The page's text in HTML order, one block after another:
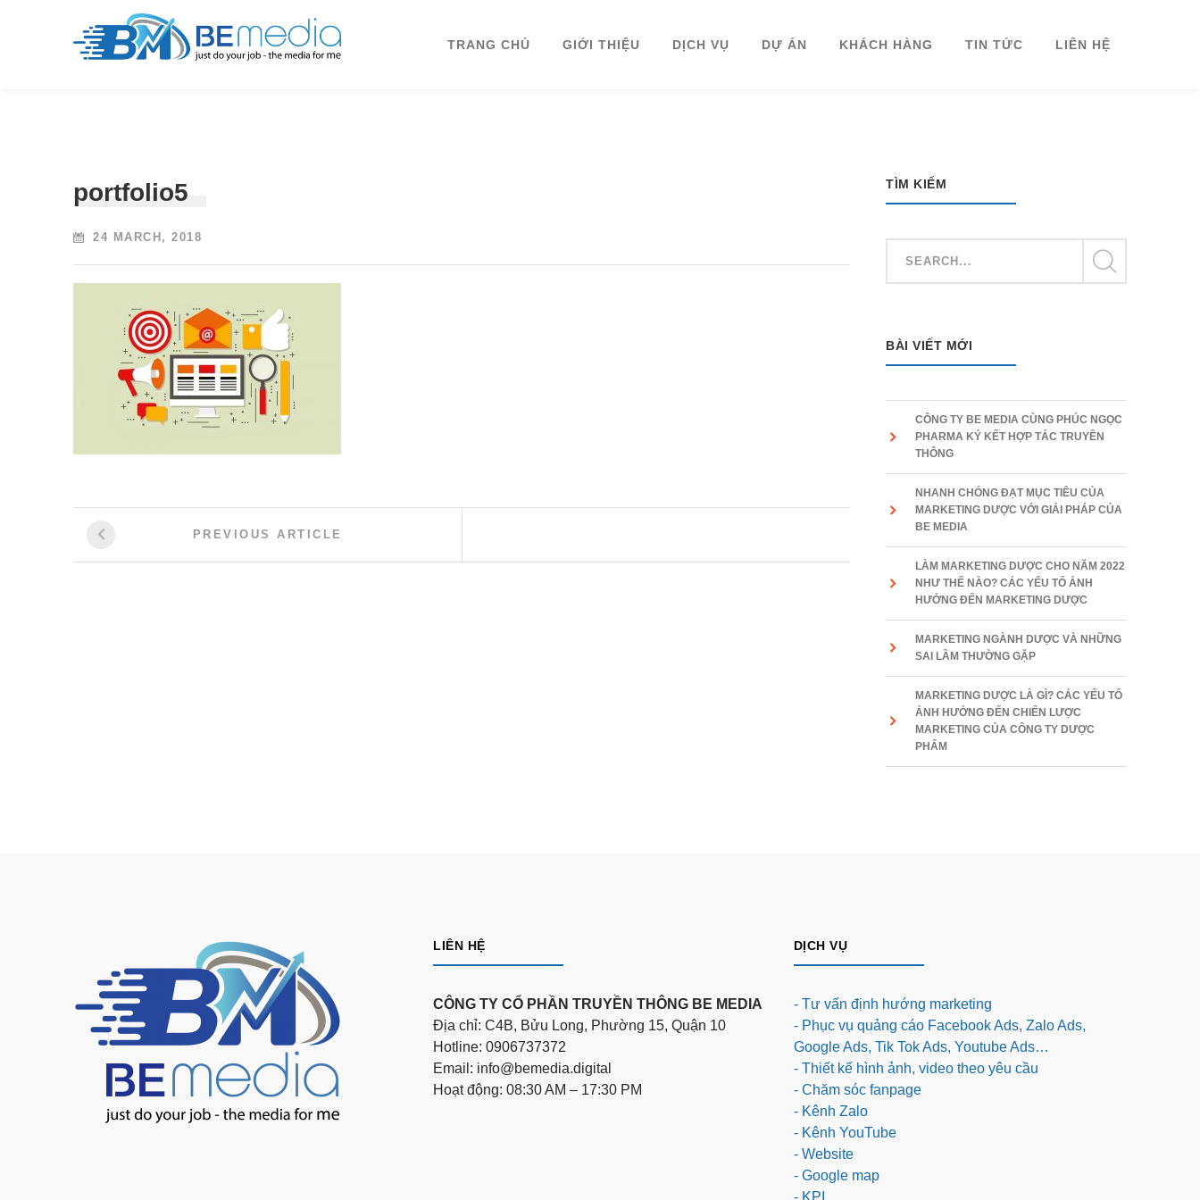
TRANG CHỦ GIỚI THIỆU DỊCH VỤ DỰ ÁN KHÁCH HÀNG TIN TỨC LIÊN HỆ
portfolio5
24 MARCH, 2018
Post
navigation
PREVIOUS ARTICLE
TÌM KIẾM
BÀI VIẾT MỚI
CÔNG TY BE MEDIA CÙNG PHÚC NGỌC
PHARMA KÝ KẾT HỢP TÁC TRUYỀN
THÔNG
NHANH CHÓNG ĐẠT MỤC TIÊU CỦA
MARKETING DƯỢC VỚI GIẢI PHÁP CỦA
BE MEDIA
LÀM MARKETING DƯỢC CHO NĂM 2022
NHƯ THẾ NÀO? CÁC YẾU TỐ ẢNH
HƯỞNG ĐẾN MARKETING DƯỢC
MARKETING NGÀNH DƯỢC VÀ NHỮNG
SAI LẦM THƯỜNG GẶP
MARKETING DƯỢC LÀ GÌ? CÁC YẾU TỐ
ẢNH HƯỞNG ĐẾN CHIẾN LƯỢC
MARKETING CỦA CÔNG TY DƯỢC
PHẨM
LIÊN HỆ
CÔNG TY CỔ PHẦN TRUYỀN THÔNG BE MEDIA
Địa chỉ: C4B, Bửu Long, Phường 15, Quận 10
Hotline: 0906737372
Email: info@bemedia.digital
Hoạt động: 08:30 AM – 17:30 PM
DỊCH VỤ
- Tư vấn định hướng marketing
- Phục vụ quảng cáo Facebook Ads, Zalo Ads,
Google Ads, Tik Tok Ads, Youtube Ads…
- Thiết kế hình ảnh, video theo yêu cầu
- Chăm sóc fanpage
- Kênh Zalo
- Kênh YouTube
- Website
- Google map
- KPI